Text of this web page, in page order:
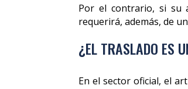
Por el contrario, si su
requerirá, además, de
¿EL TRASLADO ES
En el sector oficial, el